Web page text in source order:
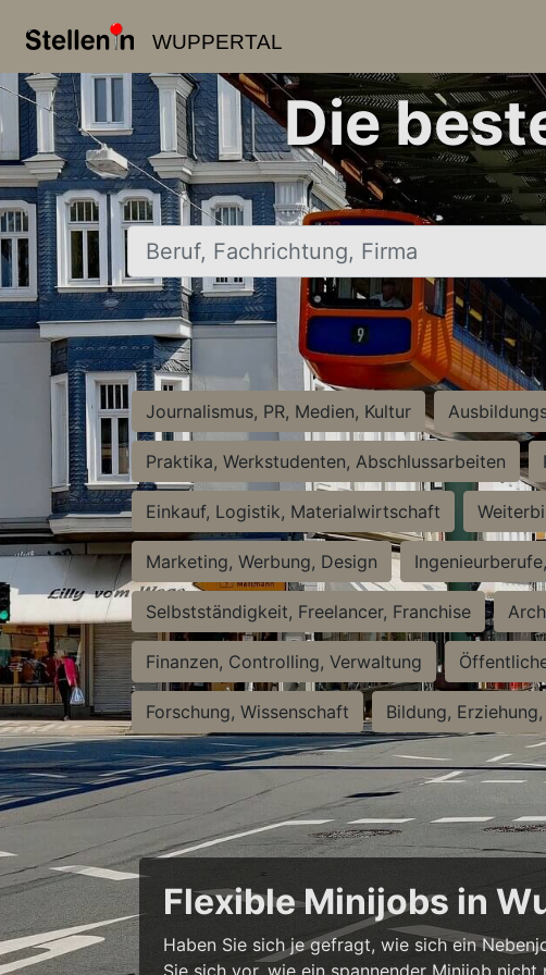
WUPPERTAL
Die
Beruf, Fachrichtung, Firma
Journalismus, PR, Medien, Kultur
Praktika, Werkstudenten, Abschlussarbeiten
Einkauf, Logistik, Materialwirtschaft
Marketing, Werbung, Design
Selbstständigkeit, Freelancer, Franchise
Finanzen, Controlling, Verwaltung
Forschung, Wissenschaft Bildung,
Flexible Minijobs in
Haben Sie sich je gefragt, wie sich ein